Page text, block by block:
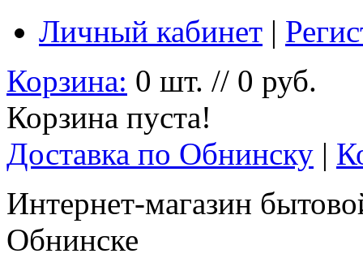
Личный кабинет |
Корзина: 0 шт. // 0 руб.
Корзина пуста!
Доставка по Обнинску |
Интернет-магазин
Обнинске